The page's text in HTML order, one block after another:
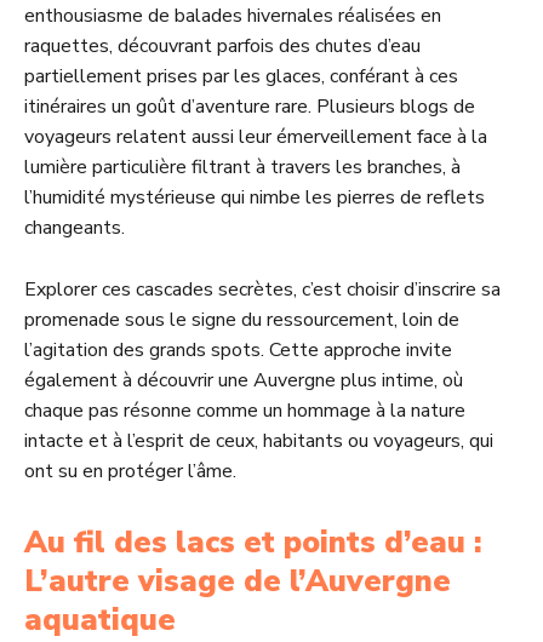
enthousiasme de balades hivernales réalisées en
raquettes, découvrant parfois des chutes d’eau
partiellement prises par les glaces, conférant à ces
itinéraires un goût d’aventure rare. Plusieurs blogs de
voyageurs relatent aussi leur émerveillement face à la
lumière particulière filtrant à travers les branches, à
l’humidité mystérieuse qui nimbe les pierres de reflets
changeants.
Explorer ces cascades secrètes, c’est choisir d’inscrire sa
promenade sous le signe du ressourcement, loin de
l’agitation des grands spots. Cette approche invite
également à découvrir une Auvergne plus intime, où
chaque pas résonne comme un hommage à la nature
intacte et à l’esprit de ceux, habitants ou voyageurs, qui
ont su en protéger l’âme.
Au fil des lacs et points d’eau :
L’autre visage de l’Auvergne
aquatique